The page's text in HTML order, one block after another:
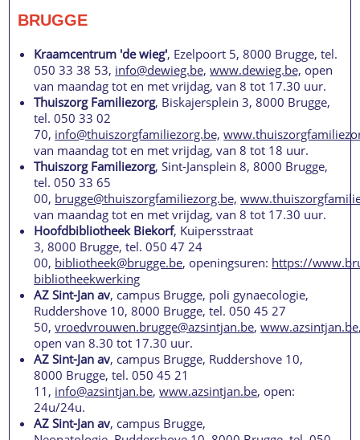
BRUGGE
Kraamcentrum 'de wieg', Ezelpoort 5, 8000 Brugge, tel.
050 33 38 53, info@dewieg.be, www.dewieg.be, open
van maandag tot en met vrijdag, van 8 tot 17.30 uur.
Thuiszorg Familiezorg, Biskajersplein 3, 8000 Brugge,
tel. 050 33 02
70, info@thuiszorgfamiliezorg.be,
van maandag tot en met vrijdag, van 8 tot 18 uur.
Thuiszorg Familiezorg, Sint-Jansplein 8, 8000 Brugge,
tel. 050 33 65
00, brugge@thuiszorgfamiliezorg.be,
van maandag tot en met vrijdag, van 8 tot 17.30 uur.
Hoofdbibliotheek Biekorf, Kuipersstraat
3, 8000 Brugge, tel. 050 47 24
00, bibliotheek@brugge.be, openingsuren: https://
bibliotheekwerking
AZ Sint-Jan av, campus Brugge, poli gynaecologie,
Ruddershove 10, 8000 Brugge, tel. 050 45 27
50,vroedvrouwen.brugge@azsintjan.be,www.azsintjan.be
open van 8.30 tot 17.30 uur.
AZ Sint-Jan av, campus Brugge, Ruddershove 10,
8000 Brugge, tel. 050 45 21
11, info@azsintjan.be,www.azsintjan.be, open:
24u/24u.
AZ Sint-Jan av, campus Brugge,